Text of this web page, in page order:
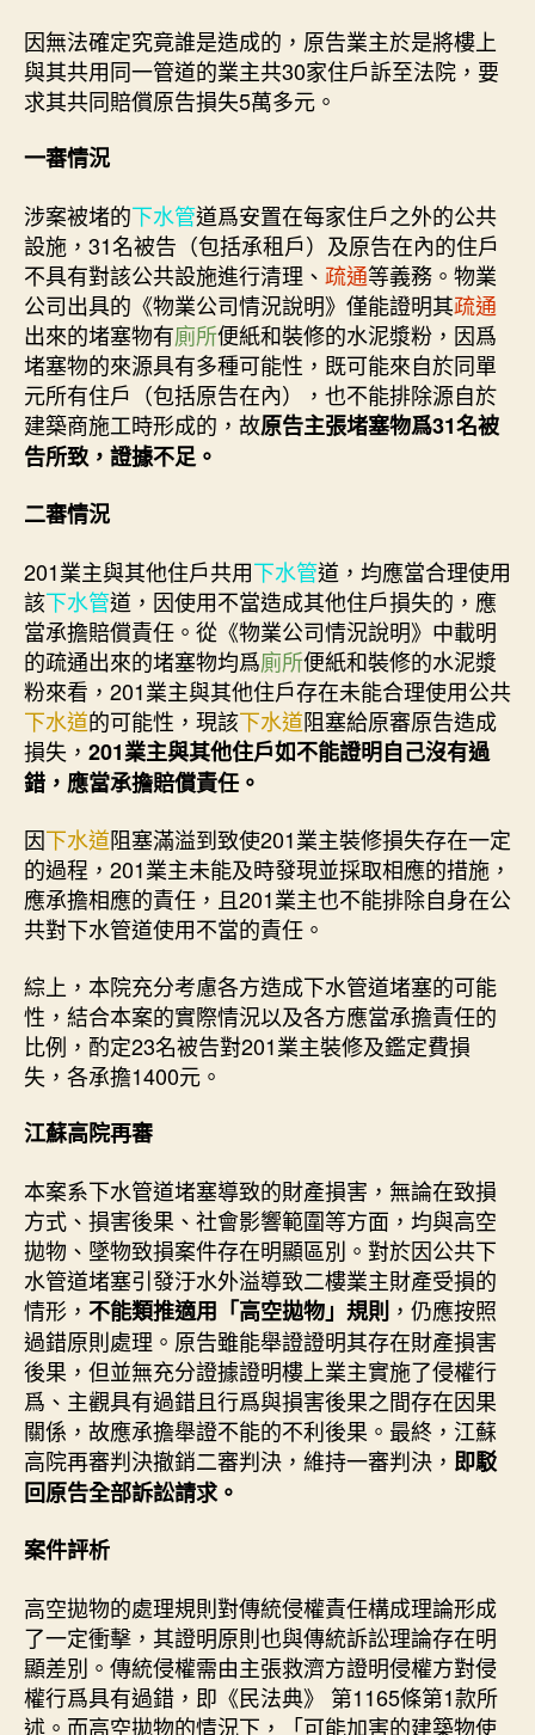
因無法確定究竟誰是造成的，原告業主於是將樓上
與其共用同一管道的業主共30家住戶訴至法院，要
求其共同賠償原告損失5萬多元。
一審情況
涉案被堵的下水管道爲安置在每家住戶之外的公共
設施，31名被告（包括承租戶）及原告在內的住戶
不具有對該公共設施進行清理、 疏通等義務。物業
公司出具的《物業公司情況說明》僅能證明其疏通
出來的堵塞物有廁所便紙和裝修的水泥漿粉，因爲
堵塞物的來源具有多種可能性，既可能來自於同單
元所有住戶（包括原告在內），也不能排除源自於
建築商施工時形成的，故原告主張堵塞物爲31名被
告所致，證據不足。
二審情況
201業主與其他住戶共用下水管道，均應當合理使用
該下水管道，因使用不當造成其他住戶損失的，應
當承擔賠償責任。從《物業公司情況說明》中載明
的疏通出來的堵塞物均爲廁所便紙和裝修的水泥漿
粉來看，201業主與其他住戶存在未能合理使用公共
下水道的可能性，現該下水道阻塞給原審原告造成
損失， 201業主與其他住戶如不能證明自己沒有過
錯，應當承擔賠償責任。
因下水道阻塞滿溢到致使201業主裝修損失存在一定
的過程，201業主未能及時發現並採取相應的措施，
應承擔相應的責任，且201業主也不能排除自身在公
共對下水管道使用不當的責任。
綜上，本院充分考慮各方造成下水管道堵塞的可能
性，結合本案的實際情況以及各方應當承擔責任的
比例，酌定23名被告對201業主裝修及鑑定費損
失，各承擔1400元。
江蘇高院再審
本案系下水管道堵塞導致的財產損害，無論在致損
方式、損害後果、社會影響範圍等方面，均與高空
拋物、墜物致損案件存在明顯區別。對於因公共下
水管道堵塞引發汙水外溢導致二樓業主財產受損的
情形， 不能類推適用「高空拋物」規則 ，仍應按照
過錯原則處理。原告雖能舉證證明其存在財產損害
後果，但並無充分證據證明樓上業主實施了侵權行
爲、主觀具有過錯且行爲與損害後果之間存在因果
關係，故應承擔舉證不能的不利後果。最終，江蘇
高院再審判決撤銷二審判決，維持一審判決， 即駁
回原告全部訴訟請求。
案件評析
高空拋物的處理規則對傳統侵權責任構成理論形成
了一定衝擊，其證明原則也與傳統訴訟理論存在明
顯差別。傳統侵權需由主張救濟方證明侵權方對侵
權行爲具有過錯，即《民法典》 第1165條第1款所
述。而高空拋物的情況下，「可能加害的建築物使